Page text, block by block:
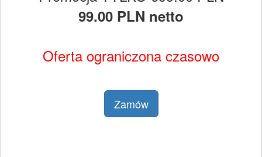
99.00 PLN netto
Oferta ograniczona czasowo
Zamów